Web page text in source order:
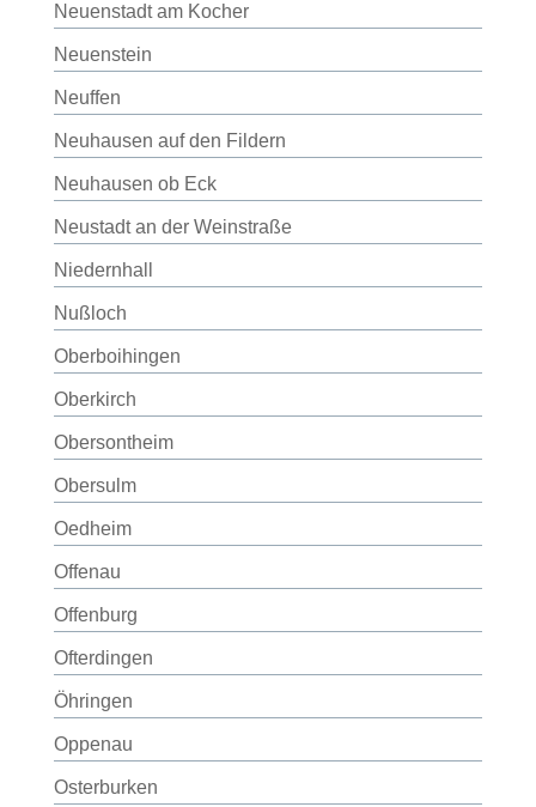
Neuenstadt am Kocher
Neuenstein
Neuffen
Neuhausen auf den Fildern
Neuhausen ob Eck
Neustadt an der Weinstraße
Niedernhall
Nußloch
Oberboihingen
Oberkirch
Obersontheim
Obersulm
Oedheim
Offenau
Offenburg
Ofterdingen
Öhringen
Oppenau
Osterburken